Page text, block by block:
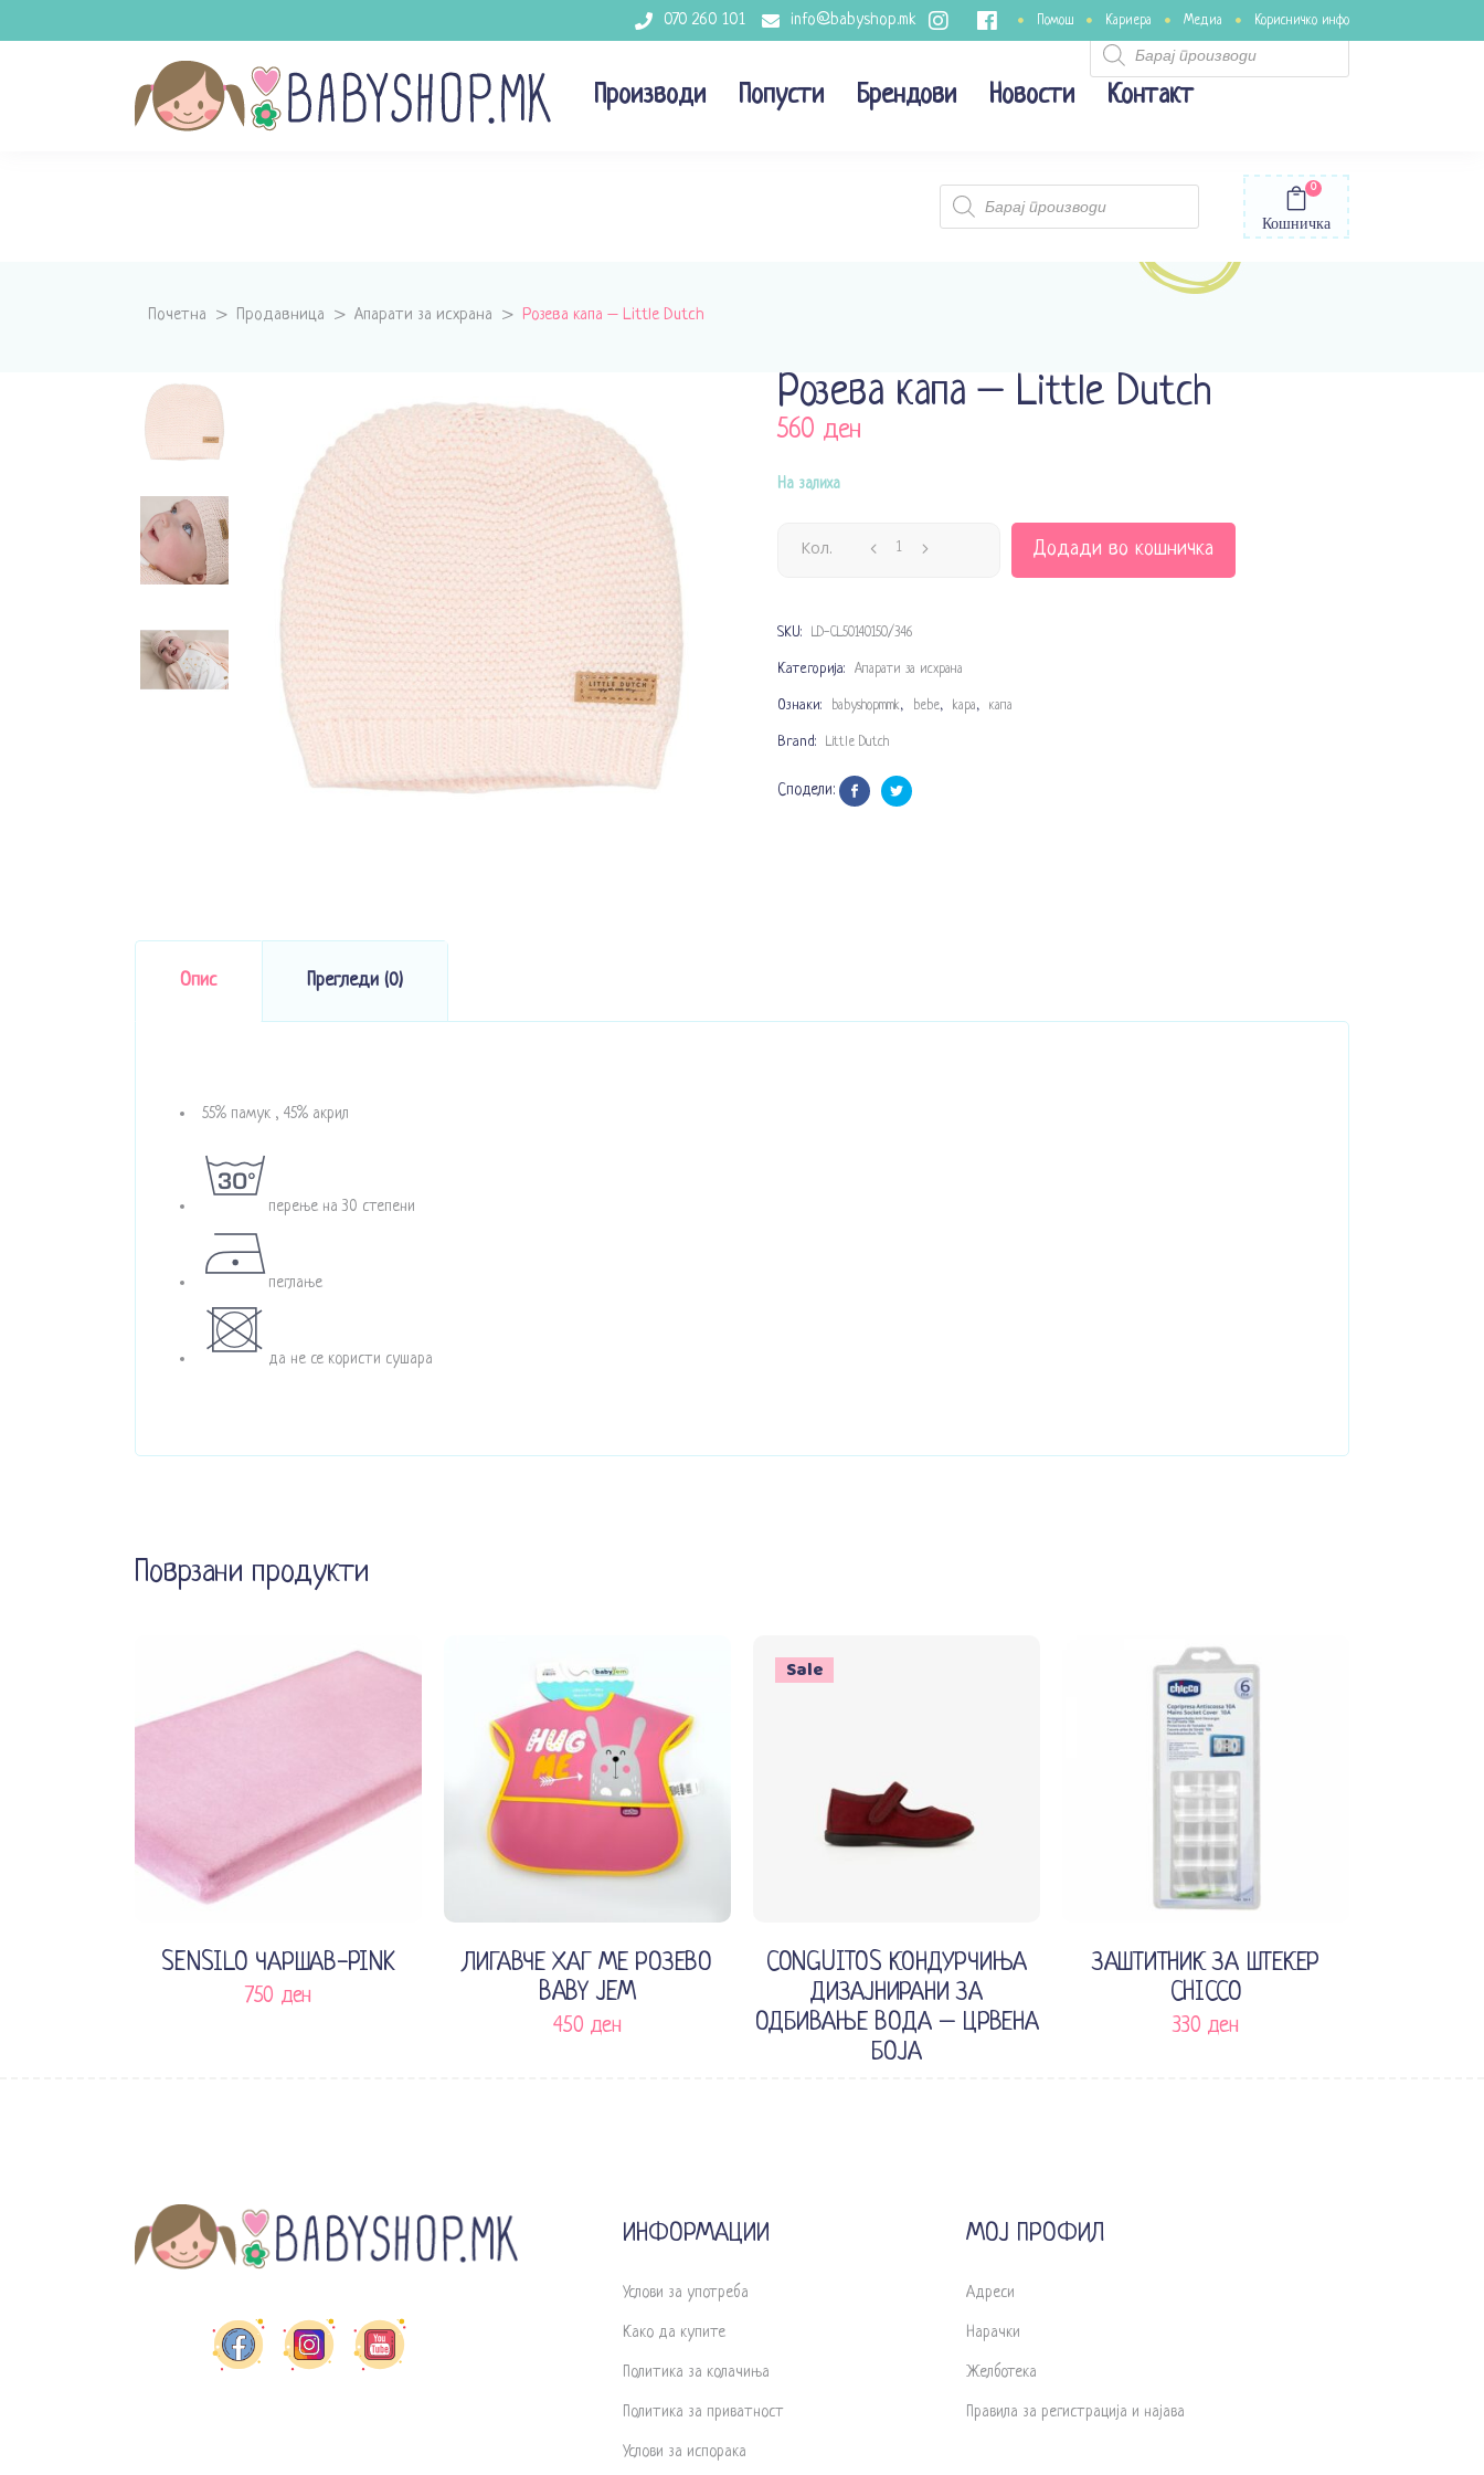
070 260 101 info@babyshop.mk Помош Кариера Медиа Корисничко инфо
Производи Попусти Брендови Новости Контакт
Products
search
Кошничка
0
Products
search
Почетна > Продавница > Апарати за исхрана > Розева капа – Little Dutch
Розева капа – Little Dutch
560 ден
На залиха
Кол. Додади во кошничка
SKU: LD-CL50140150/346
Категорија: Апарати за исхрана
Ознаки: babyshopmmk, bebe, kapa, капа
Brand: Little Dutch
Сподели:
Опис Прегледи (0)
55% памук , 45% акрил
перење на 30 степени
пеглање
да не се користи сушара
Поврзани продукти
SENSILO ЧАРШАВ-PINK
750 ден
Додади во кошничка
ЛИГАВЧЕ ХАГ МЕ РОЗЕВО
BABY JEM
450 ден
Sale
Изберете опции
CONGUITOS КОНДУРЧИЊА
ДИЗАЈНИРАНИ ЗА
ОДБИВАЊЕ ВОДА – ЦРВЕНА
БОЈА
Додади во кошничка
ЗАШТИТНИК ЗА ШТЕКЕР
CHICCO
330 ден
ИНФОРМАЦИИ
Услови за употреба
Како да купите
Политика за колачиња
Политика за приватност
Услови за испорака
МОЈ ПРОФИЛ
Адреси
Нарачки
Желботека
Правила за регистрација и најава